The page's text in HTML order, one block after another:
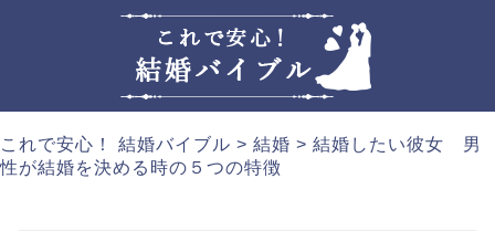
これで安心！ 結婚バイブル > 結婚 > 結婚したい彼女 男
性が結婚を決める時の５つの特徴